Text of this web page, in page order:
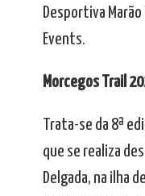
Desportiva
Events.
Morcegos Trail
Trata-se da 8ª
que se realiza
Delgada, na ilha